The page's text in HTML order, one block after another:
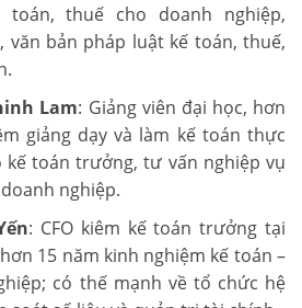
thuế cho doanh nghiệp,
văn bản pháp luật kế toán, thuế,
Lam: Giảng viên đại học, hơn
giảng dạy và làm kế toán thực
toán trưởng, tư vấn nghiệp vụ
nghiệp.
: CFO kiêm kế toán trưởng tại
15 năm kinh nghiệm kế toán –
có thế mạnh về tổ chức hệ